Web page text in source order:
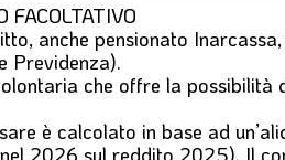
FACOLTATIVO
anche pensionato
Previdenza).
che offre la possibilità
è calcolato in base ad
2026 sul reddito 2025). Il